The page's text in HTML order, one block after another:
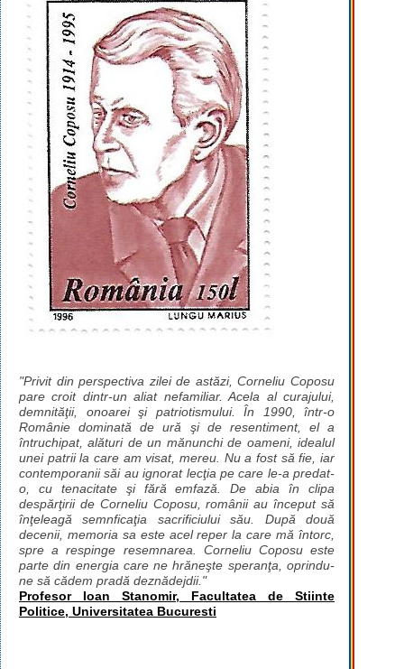
"Privit din perspectiva zilei de astăzi, Corneliu Coposu
pare croit dintr-un aliat nefamiliar. Acela al curajului,
demnităţii, onoarei şi patriotismului. În 1990, într-o
Românie dominată de ură şi de resentiment, el a
întruchipat, alături de un mănunchi de oameni, idealul
unei patrii la care am visat, mereu. Nu a fost să fie, iar
contemporanii săi au ignorat lecţia pe care le-a predat-
o, cu tenacitate şi fără emfază. De abia în clipa
despărţirii de Corneliu Coposu, românii au început să
înţeleagă semnficaţia sacrificiului său. După două
decenii, memoria sa este acel reper la care mă întorc,
spre a respinge resemnarea. Corneliu Coposu este
parte din energia care ne hrăneşte speranţa, oprindu-
ne să cădem pradă deznădejdii."
Profesor Ioan Stanomir, Facultatea de Stiinte
Politice, Universitatea Bucuresti